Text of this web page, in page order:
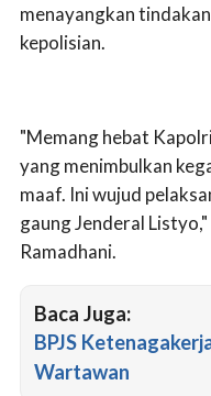
menayangkan
kepolisian.
"Memang hebat
yang menimbulkan
maaf. Ini wujud
gaung Jenderal
Ramadhani.
Baca Juga:
BPJS
Wartawan